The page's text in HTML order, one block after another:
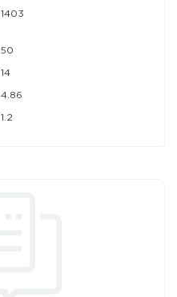
1403
50
14
4.86
1.2